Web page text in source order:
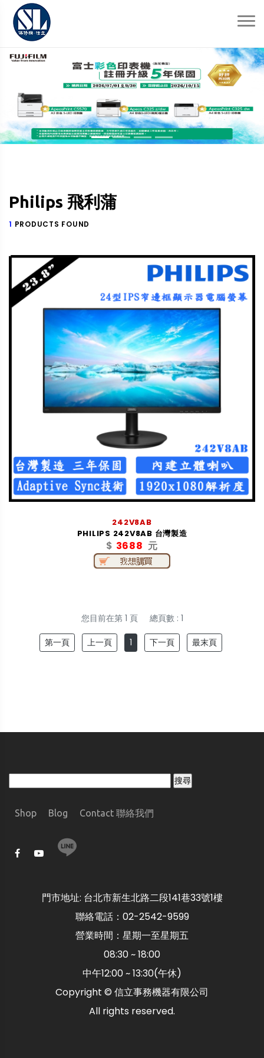
Previous
Philips 飛利蒲
1 PRODUCTS FOUND
242V8AB
PHILIPS 242V8AB 台灣製造
$ 3688 元
您目前在第 1 頁 總頁數 : 1
第一頁 上一頁 1 下一頁 最末頁
Shop Blog Contact 聯絡我們
門市地址: 台北市新生北路二段141巷33號1樓
聯絡電話：02-2542-9599
營業時間：星期一至星期五
08:30 ~ 18:00
中午12:00 ~ 13:30(午休)
Copyright © 信立事務機器有限公司
All rights reserved.